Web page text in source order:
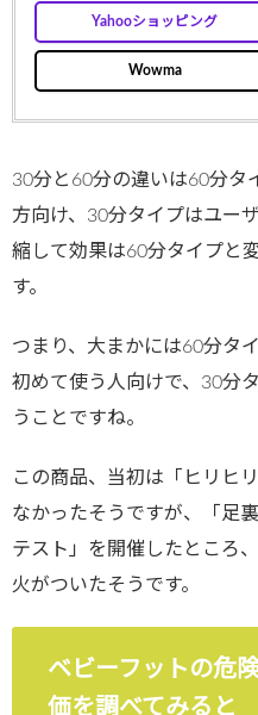
Yahooショッピング
Wowma
30分と60分の違いは60分タ
方向け、30分タイプはユー
縮して効果は60分タイプと
す。
つまり、大まかには60分タ
初めて使う人向けで、30分
うことですね。
この商品、当初は「ヒリヒ
なかったそうですが、「足
テスト」を開催したところ
火がついたそうです。
ベビーフットの危
価を調べてみると